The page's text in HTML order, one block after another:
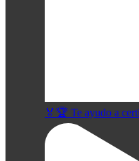
🏅🏆 Te ayudo a